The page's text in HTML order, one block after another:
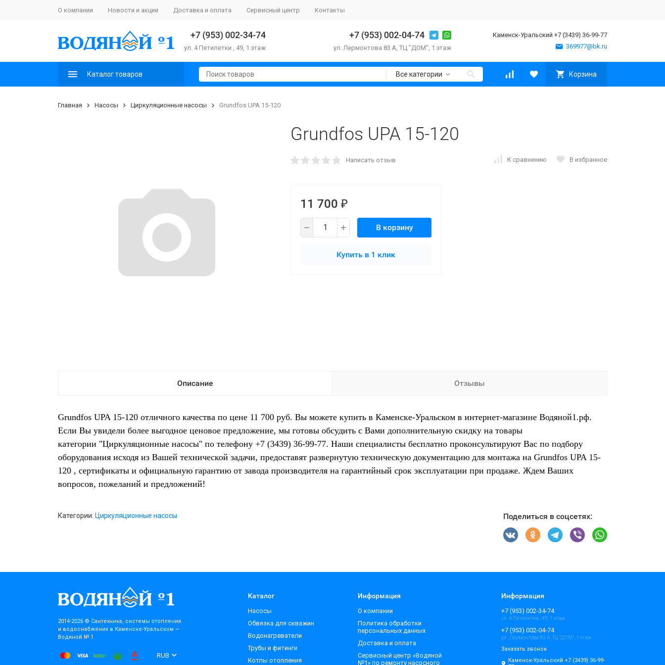
О компании Новости и акции Доставка и оплата Сервисный центр Контакты
+7 (953) 002-34-74
ул. 4 Пятилетки , 49, 1 этаж
+7 (953) 002-04-74
ул. Лермонтова 83 А, ТЦ "ДОМ", 1 этаж
Каменск-Уральский +7 (3439) 36-99-77
369977@bk.ru
Каталог товаров Все категории Корзина
Главная Насосы Циркуляционные насосы Grundfos UPA 15-120
Grundfos UPA 15-120
Написать отзыв К сравнению В избранное
11 700 ₽
В корзину
Купить в 1 клик
Описание Отзывы
Grundfos UPA 15-120 отличного качества по цене 11 700 руб. Вы можете купить в Каменске-Уральском в интернет-магазине Водяной1.рф.
Если Вы увидели более выгодное ценовое предложение, мы готовы обсудить с Вами дополнительную скидку на товары
категории "Циркуляционные насосы" по телефону +7 (3439) 36-99-77. Наши специалисты бесплатно проконсультируют Вас по подбору
оборудования исходя из Вашей технической задачи, предоставят развернутую техническую документацию для монтажа на Grundfos UPA 15-
120 , сертификаты и официальную гарантию от завода производителя на гарантийный срок эксплуатации при продаже. Ждем Ваших
вопросов, пожеланий и предложений!
Категории: Циркуляционные насосы Поделиться в соцсетях:
2014-2026 © Cантехника, системы отопления
и водоснабжения в Каменске-Уральском —
Водяной № 1
RUB
Каталог
Насосы
Обвязка для скважин
Водонагреватели
Трубы и фитинги
Котлы отопления
Информация
О компании
Политика обработки
персональных данных
Доставка и оплата
Сервисный центр «Водяной
№1» по ремонту насосного
Информация
+7 (953) 002-34-74
ул. 4 Пятилетки , 49, 1 этаж
+7 (953) 002-04-74
ул. Лермонтова 83 А, ТЦ "ДОМ", 1 этаж
Заказать звонок
Каменск-Уральский +7 (3439) 36-99-